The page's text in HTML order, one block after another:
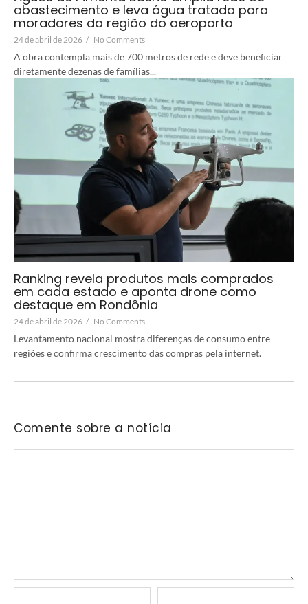
abastecimento e leva água tratada para
moradores da região do aeroporto
24 de abril de 2026 / No Comments
A obra contempla mais de 700 metros de rede e deve beneficiar
diretamente dezenas de famílias...
Ranking revela produtos mais comprados
em cada estado e aponta drone como
destaque em Rondônia
24 de abril de 2026 / No Comments
Levantamento nacional mostra diferenças de consumo entre
regiões e confirma crescimento das compras pela internet.
Comente sobre a notícia